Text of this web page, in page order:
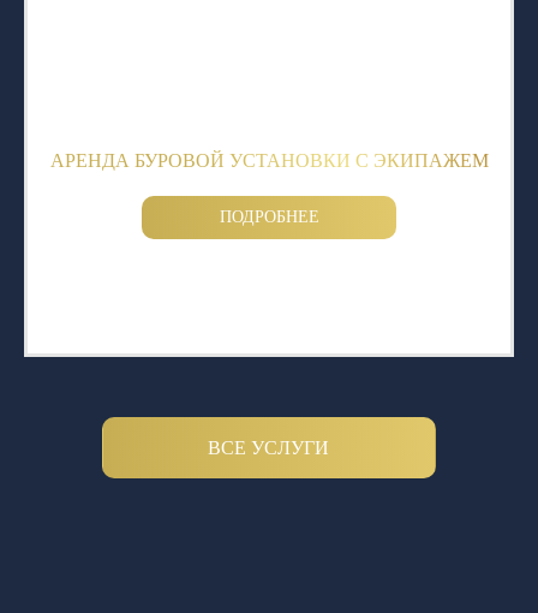
АРЕНДА БУРОВОЙ УСТАНОВКИ С ЭКИПАЖЕМ
ПОДРОБНЕЕ
ВСЕ УСЛУГИ